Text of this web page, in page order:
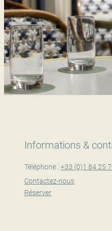
Informations &
Téléphone : +33 (0)1 84 25
Contactez-nous
Réserver